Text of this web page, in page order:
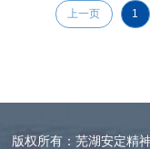
上一页 1
版权所有：芜湖安定精